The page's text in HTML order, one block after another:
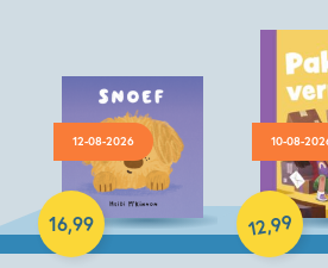
12-08-2026
16,99
Hardcover
10-08-
12,99
Hardcover